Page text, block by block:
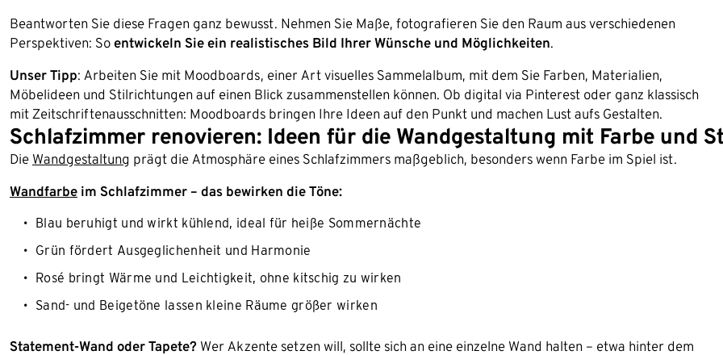
Beantworten Sie diese Fragen ganz bewusst. Nehmen Sie Maße, fotografieren Sie den Raum aus verschiedenen
Perspektiven: So entwickeln Sie ein realistisches Bild Ihrer Wünsche und Möglichkeiten.
Unser Tipp: Arbeiten Sie mit Moodboards, einer Art visuelles Sammelalbum, mit dem Sie Farben, Materialien,
Möbelideen und Stilrichtungen auf einen Blick zusammenstellen können. Ob digital via Pinterest oder ganz klassisch
mit Zeitschriftenausschnitten: Moodboards bringen Ihre Ideen auf den Punkt und machen Lust aufs Gestalten.
Schlafzimmer renovieren: Ideen für die Wandgestaltung mit Farbe und
Die Wandgestaltung prägt die Atmosphäre eines Schlafzimmers maßgeblich, besonders wenn Farbe im Spiel ist.
Wandfarbe im Schlafzimmer – das bewirken die Töne:
Blau beruhigt und wirkt kühlend, ideal für heiße Sommernächte
Grün fördert Ausgeglichenheit und Harmonie
Rosé bringt Wärme und Leichtigkeit, ohne kitschig zu wirken
Sand- und Beigetöne lassen kleine Räume größer wirken
Statement-Wand oder Tapete? Wer Akzente setzen will, sollte sich an eine einzelne Wand halten – etwa hinter dem